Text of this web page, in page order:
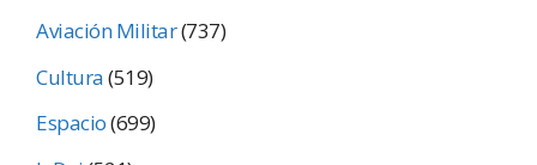
Aviación Militar(737)
Cultura(519)
Espacio(699)